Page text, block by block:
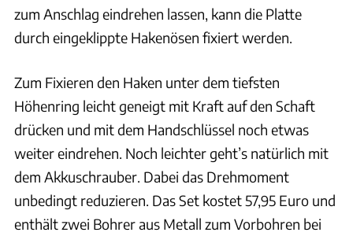
zum Anschlag eindrehen lassen, kann die Platte
durch eingeklippte Hakenösen fixiert werden.
Zum Fixieren den Haken unter dem tiefsten
Höhenring leicht geneigt mit Kraft auf den Schaft
drücken und mit dem Handschlüssel noch etwas
weiter eindrehen. Noch leichter geht’s natürlich mit
dem Akkuschrauber. Dabei das Drehmoment
unbedingt reduzieren. Das Set kostet 57,95 Euro und
enthält zwei Bohrer aus Metall zum Vorbohren bei